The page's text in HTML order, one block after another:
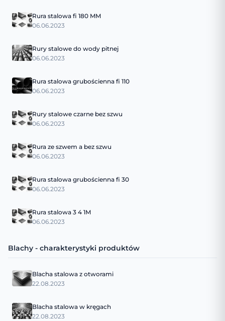
Rura stalowa fi 180 MM
06.06.2023
Rury stalowe do wody pitnej
06.06.2023
Rura stalowa grubościenna fi 110
06.06.2023
Rury stalowe czarne bez szwu
06.06.2023
Rura ze szwem a bez szwu
06.06.2023
Rura stalowa grubościenna fi 30
06.06.2023
Rura stalowa 3 4 1M
06.06.2023
Blachy - charakterystyki produktów
Blacha stalowa z otworami
22.08.2023
Blacha stalowa w kręgach
22.08.2023